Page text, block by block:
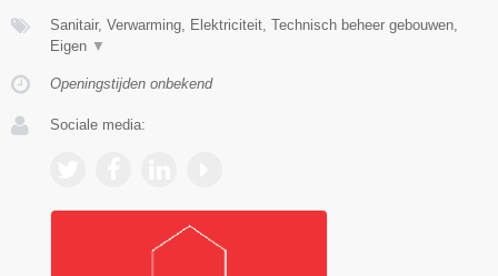
Sanitair, Verwarming, Elektriciteit, Technisch beheer gebouwen,
Eigen ▼
Openingstijden onbekend
Sociale media: